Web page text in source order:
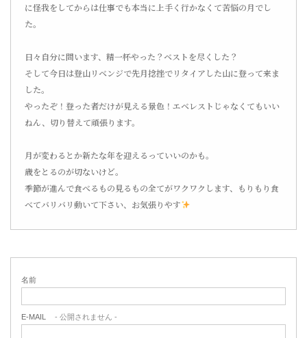
に怪我をしてからは仕事でも本当に上手く行かなくて苦悩の月でし
た。
日々自分に問います、精一杯やった？ベストを尽くした？
そして今日は登山リベンジで先月捻挫でリタイアした山に登って来ま
した。
やったぞ！登った者だけが見える景色！エベレストじゃなくてもいい
ねん、切り替えて頑張ります。
月が変わるとか新たな年を迎えるっていいのかも。
歳をとるのが切ないけど。
季節が進んで食べるもの見るもの全てがワクワクします、もりもり食
べてバリバリ動いて下さい、お気張りやす
名前
E-MAIL - 公開されません -